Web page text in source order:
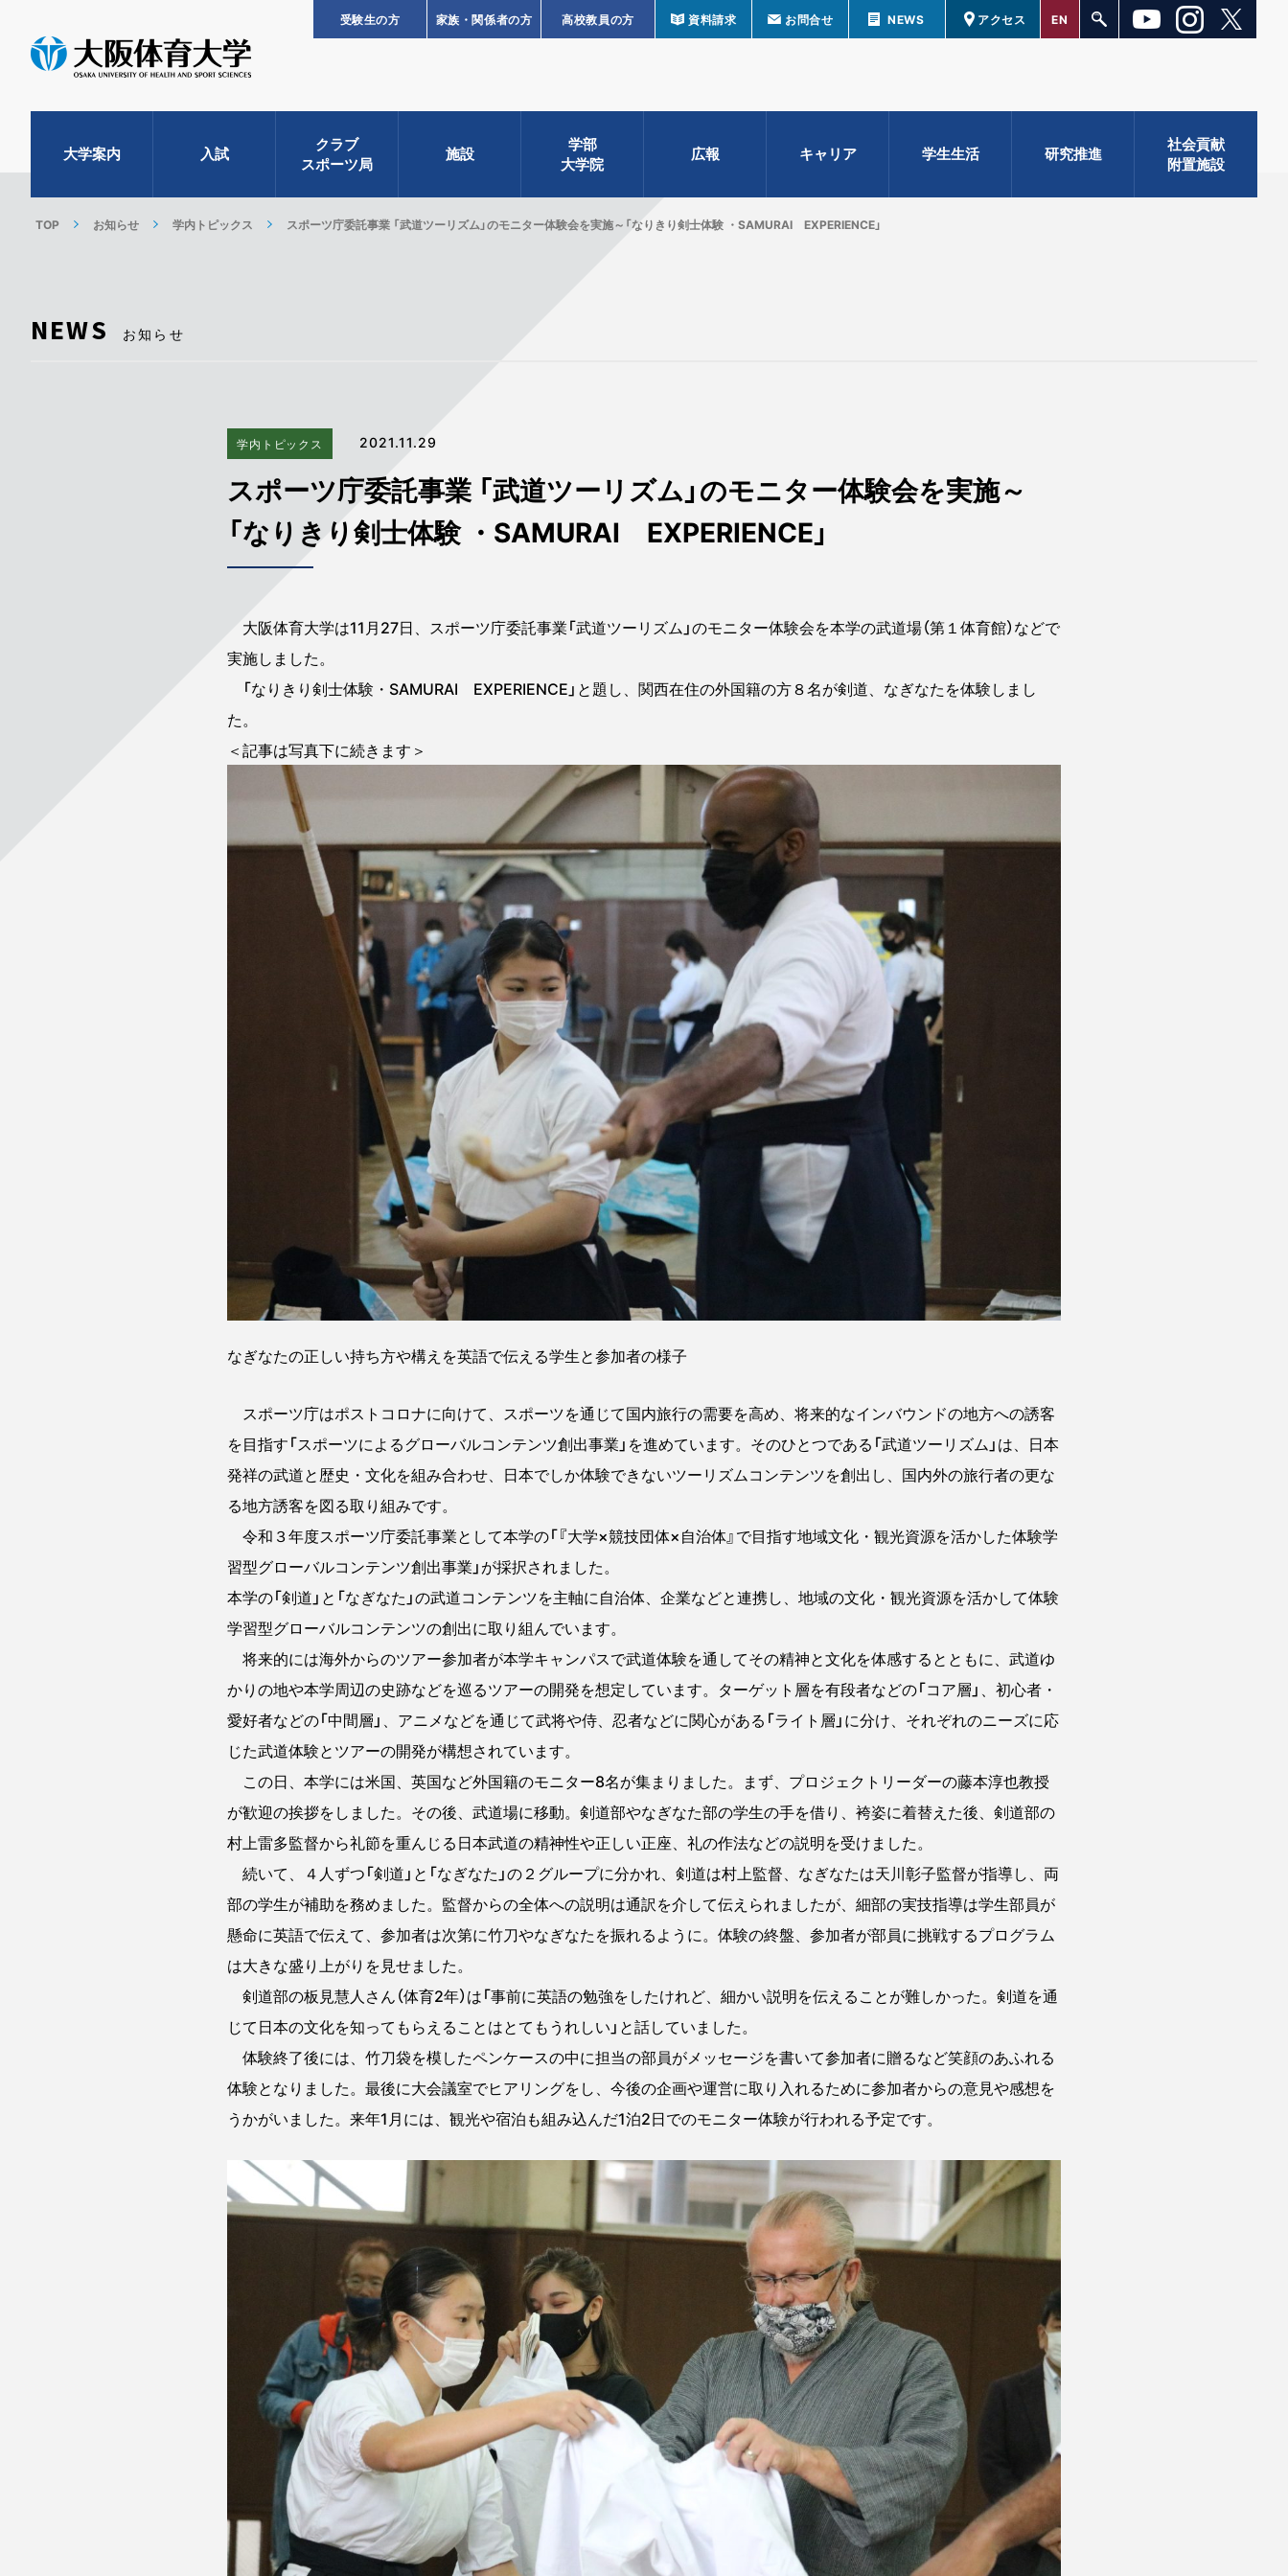
受験生の方 家族・関係者の方 高校教員の方 資料請求 お問合せ NEWS アクセス EN
大学案内 入試
クラブ
スポーツ局
施設
学部
大学院
広報 キャリア 学生生活 研究推進
社会貢献
附置施設
TOP お知らせ 学内トピックス スポーツ庁委託事業 「武道ツーリズム」のモニター体験会を実施～「なりきり剣士体験 ・SAMURAI EXPERIENCE」
NEWS お知らせ
学内トピックス 2021.11.29
スポーツ庁委託事業 「武道ツーリズム」のモニター体験会を実施～
「なりきり剣士体験 ・SAMURAI EXPERIENCE」
大阪体育大学は11月27日、スポーツ庁委託事業「武道ツーリズム」のモニター体験会を本学の武道場（第１体育館）などで
実施しました。
「なりきり剣士体験・SAMURAI EXPERIENCE」と題し、関西在住の外国籍の方８名が剣道、なぎなたを体験しまし
た。
＜記事は写真下に続きます＞
なぎなたの正しい持ち方や構えを英語で伝える学生と参加者の様子
スポーツ庁はポストコロナに向けて、スポーツを通じて国内旅行の需要を高め、将来的なインバウンドの地方への誘客
を目指す「スポーツによるグローバルコンテンツ創出事業」を進めています。そのひとつである「武道ツーリズム」は、日本
発祥の武道と歴史・文化を組み合わせ、日本でしか体験できないツーリズムコンテンツを創出し、国内外の旅行者の更な
る地方誘客を図る取り組みです。
令和３年度スポーツ庁委託事業として本学の「『大学×競技団体×自治体』で目指す地域文化・観光資源を活かした体験学
習型グローバルコンテンツ創出事業」が採択されました。
本学の「剣道」と「なぎなた」の武道コンテンツを主軸に自治体、企業などと連携し、地域の文化・観光資源を活かして体験
学習型グローバルコンテンツの創出に取り組んでいます。
将来的には海外からのツアー参加者が本学キャンパスで武道体験を通してその精神と文化を体感するとともに、武道ゆ
かりの地や本学周辺の史跡などを巡るツアーの開発を想定しています。ターゲット層を有段者などの「コア層」、初心者・
愛好者などの「中間層」、アニメなどを通じて武将や侍、忍者などに関心がある「ライト層」に分け、それぞれのニーズに応
じた武道体験とツアーの開発が構想されています。
この日、本学には米国、英国など外国籍のモニター8名が集まりました。まず、プロジェクトリーダーの藤本淳也教授
が歓迎の挨拶をしました。その後、武道場に移動。剣道部やなぎなた部の学生の手を借り、袴姿に着替えた後、剣道部の
村上雷多監督から礼節を重んじる日本武道の精神性や正しい正座、礼の作法などの説明を受けました。
続いて、４人ずつ「剣道」と「なぎなた」の２グループに分かれ、剣道は村上監督、なぎなたは天川彰子監督が指導し、両
部の学生が補助を務めました。監督からの全体への説明は通訳を介して伝えられましたが、細部の実技指導は学生部員が
懸命に英語で伝えて、参加者は次第に竹刀やなぎなたを振れるように。体験の終盤、参加者が部員に挑戦するプログラム
は大きな盛り上がりを見せました。
剣道部の板見慧人さん（体育2年）は「事前に英語の勉強をしたけれど、細かい説明を伝えることが難しかった。剣道を通
じて日本の文化を知ってもらえることはとてもうれしい」と話していました。
体験終了後には、竹刀袋を模したペンケースの中に担当の部員がメッセージを書いて参加者に贈るなど笑顔のあふれる
体験となりました。最後に大会議室でヒアリングをし、今後の企画や運営に取り入れるために参加者からの意見や感想を
うかがいました。来年1月には、観光や宿泊も組み込んだ1泊2日でのモニター体験が行われる予定です。